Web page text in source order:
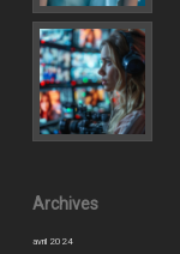
Archives
avril 2024